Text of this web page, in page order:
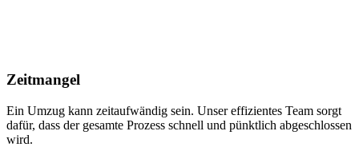
Zeitmangel
Ein Umzug kann zeitaufwändig sein. Unser effizientes Team sorgt
dafür, dass der gesamte Prozess schnell und pünktlich abgeschlossen
wird.